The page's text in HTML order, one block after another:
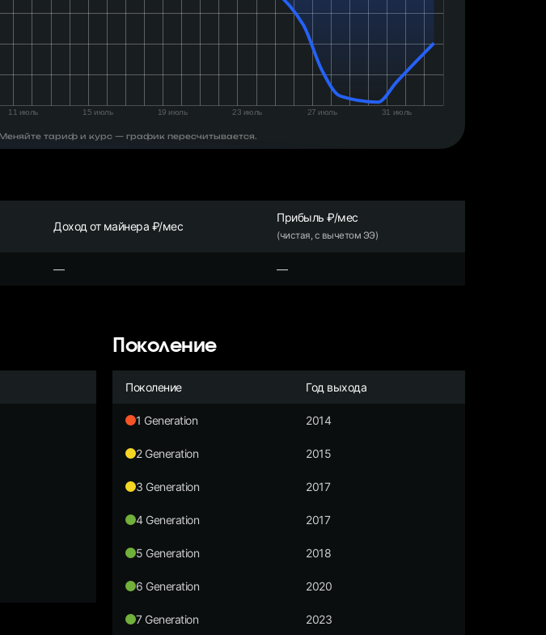
тариф и курс — график пересчитывается.
Доход от майнера ₽/мес
Прибыль ₽/мес
(чистая, с вычетом ЭЭ)
— —
Поколение
Поколение Год выхода
1 Generation 2014
2 Generation 2015
3 Generation 2017
4 Generation 2017
5 Generation 2018
6 Generation 2020
7 Generation 2023